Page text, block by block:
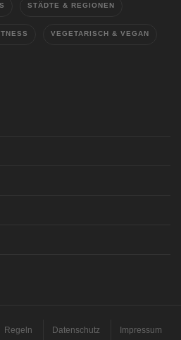
STÄDTE & REGIONEN
VEGETARISCH & VEGAN
Regeln Datenschutz Impressum